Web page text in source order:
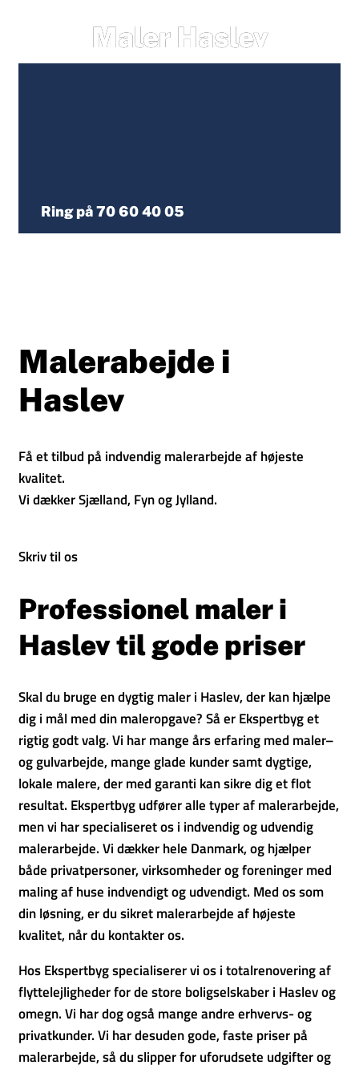
Maler Haslev
Ring på 70 60 40 05
Malerabejde i
Haslev
Få et tilbud på indvendig malerarbejde af højeste
kvalitet.
Vi dækker Sjælland, Fyn og Jylland.
Skriv til os
Professionel maler i
Haslev til gode priser
Skal du bruge en dygtig maler i Haslev, der kan hjælpe
dig i mål med din maleropgave? Så er Ekspertbyg et
rigtig godt valg. Vi har mange års erfaring med maler–
og gulvarbejde, mange glade kunder samt dygtige,
lokale malere, der med garanti kan sikre dig et flot
resultat. Ekspertbyg udfører alle typer af malerarbejde,
men vi har specialiseret os i indvendig og udvendig
malerarbejde. Vi dækker hele Danmark, og hjælper
både privatpersoner, virksomheder og foreninger med
maling af huse indvendigt og udvendigt. Med os som
din løsning, er du sikret malerarbejde af højeste
kvalitet, når du kontakter os.
Hos Ekspertbyg specialiserer vi os i totalrenovering af
flyttelejligheder for de store boligselskaber i Haslev og
omegn. Vi har dog også mange andre erhvervs- og
privatkunder. Vi har desuden gode, faste priser på
malerarbejde, så du slipper for uforudsete udgifter og